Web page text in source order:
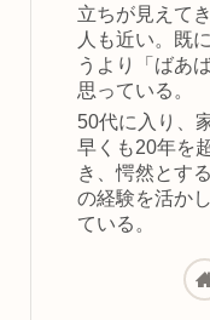
立ちが見えて
人も近い。既
うより「ばあ
思っている。
50代に入り、
早くも20年を
き、愕然とす
の経験を活か
ている。